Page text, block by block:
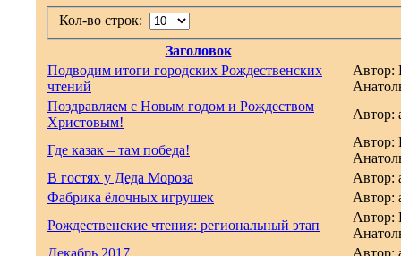
Кол-во строк:
Заголовок
Подводим итоги городских Рождественских
чтений
Автор:
Поздравляем с Новым годом и Рождеством
Христовым!
Автор:
Где казак – там победа!
Автор:
В гостях у Деда Мороза
Автор:
Фабрика ёлочных игрушек
Автор:
Рождественские чтения: региональный этап
Автор: